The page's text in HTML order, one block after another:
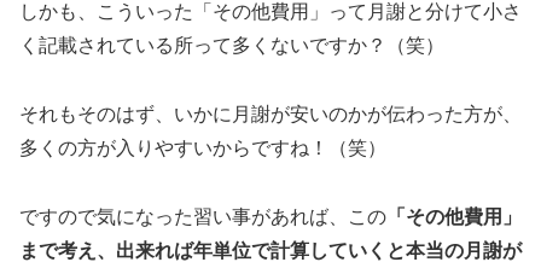
しかも、こういった「その他費用」って月謝と分けて小さ
く記載されている所って多くないですか？（笑）
それもそのはず、いかに月謝が安いのかが伝わった方が、
多くの方が入りやすいからですね！（笑）
ですので気になった習い事があれば、この 「その他費用」
まで考え、出来れば年単位で計算していくと本当の月謝が